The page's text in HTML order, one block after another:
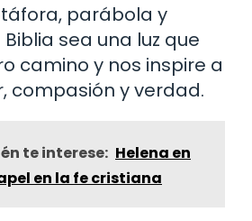
parábola y
sea una luz que
camino y nos inspire a
compasión y verdad.
te interese: Helena en
en la fe cristiana